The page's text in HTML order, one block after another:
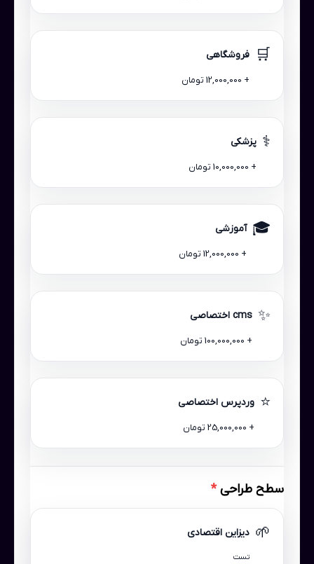
🛒 فروشگاهی
+ 12,000,000 تومان
⚕️ پزشکی
+ 10,000,000 تومان
🎓 آموزشی
+ 12,000,000 تومان
✨ cms اختصاصی
+ 100,000,000 تومان
⭐ وردپرس اختصاصی
+ 25,000,000 تومان
سطح طراحی*
🌱 دیزاین اقتصادی
تست